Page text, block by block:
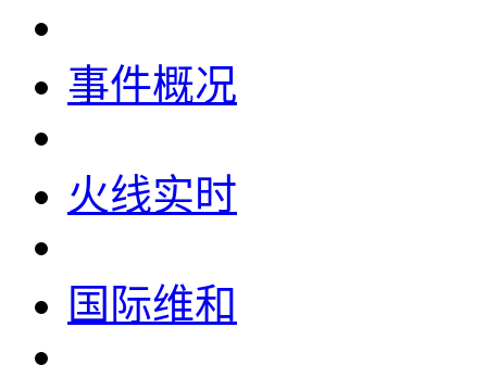
事件概况
火线实时
国际维和